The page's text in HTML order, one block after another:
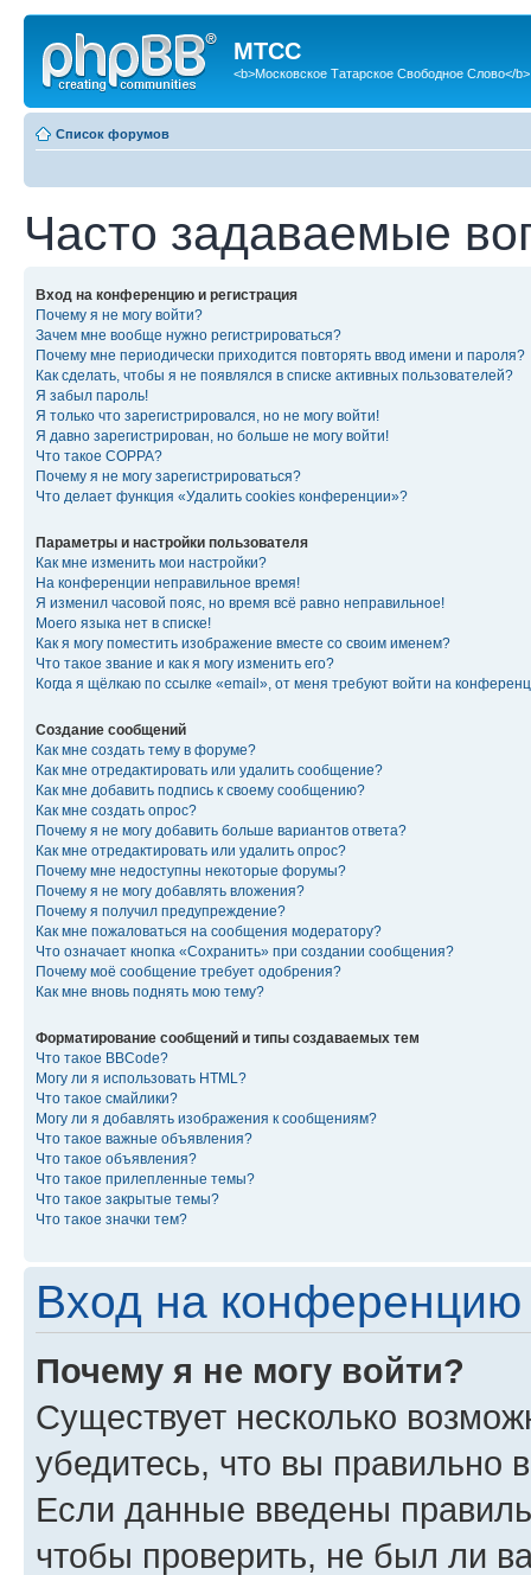
МТСС
<b>Московское Татарское Свободное Слово</b>
Список форумов
Часто задаваемые
Вход на конференцию и регистрация
Почему я не могу войти?
Зачем мне вообще нужно регистрироваться?
Почему мне периодически приходится повторять ввод имени и пароля?
Как сделать, чтобы я не появлялся в списке активных пользователей?
Я забыл пароль!
Я только что зарегистрировался, но не могу войти!
Я давно зарегистрирован, но больше не могу войти!
Что такое COPPA?
Почему я не могу зарегистрироваться?
Что делает функция «Удалить cookies конференции»?
Параметры и настройки пользователя
Как мне изменить мои настройки?
На конференции неправильное время!
Я изменил часовой пояс, но время всё равно неправильное!
Моего языка нет в списке!
Как я могу поместить изображение вместе со своим именем?
Что такое звание и как я могу изменить его?
Когда я щёлкаю по ссылке «email», от меня требуют войти на
Создание сообщений
Как мне создать тему в форуме?
Как мне отредактировать или удалить сообщение?
Как мне добавить подпись к своему сообщению?
Как мне создать опрос?
Почему я не могу добавить больше вариантов ответа?
Как мне отредактировать или удалить опрос?
Почему мне недоступны некоторые форумы?
Почему я не могу добавлять вложения?
Почему я получил предупреждение?
Как мне пожаловаться на сообщения модератору?
Что означает кнопка «Сохранить» при создании сообщения?
Почему моё сообщение требует одобрения?
Как мне вновь поднять мою тему?
Форматирование сообщений и типы создаваемых тем
Что такое BBCode?
Могу ли я использовать HTML?
Что такое смайлики?
Могу ли я добавлять изображения к сообщениям?
Что такое важные объявления?
Что такое объявления?
Что такое прилепленные темы?
Что такое закрытые темы?
Что такое значки тем?
Вход на конференцию
Почему я не могу войти?
Существует несколько
убедитесь, что вы правильно
Если данные введены
чтобы проверить, не был ли